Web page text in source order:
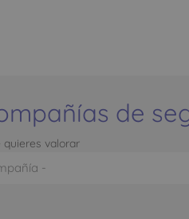
de
quieres valorar